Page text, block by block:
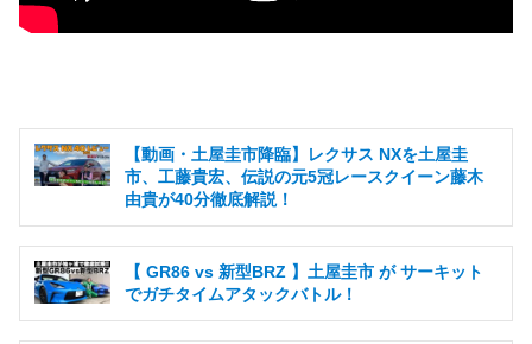
【動画・土屋圭市降臨】レクサス NXを土屋圭
市、工藤貴宏、伝説の元5冠レースクイーン藤木
由貴が40分徹底解説！
【 GR86 vs 新型BRZ 】土屋圭市 が サーキット
でガチタイムアタックバトル！